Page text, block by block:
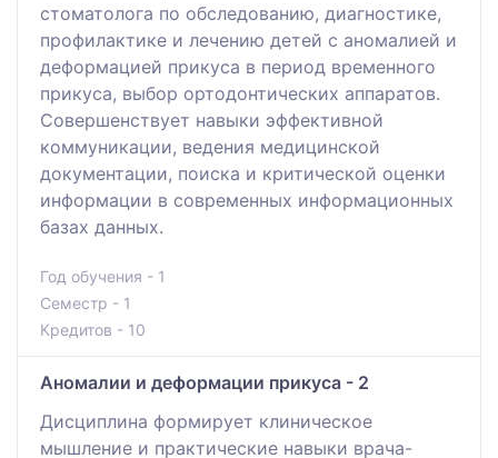
стоматолога по обследованию, диагностике,
профилактике и лечению детей с аномалией и
деформацией прикуса в период временного
прикуса, выбор ортодонтических аппаратов.
Совершенствует навыки эффективной
коммуникации, ведения медицинской
документации, поиска и критической оценки
информации в современных информационных
базах данных.
Год обучения - 1
Семестр - 1
Кредитов - 10
Аномалии и деформации прикуса - 2
Дисциплина формирует клиническое
мышление и практические навыки врача-